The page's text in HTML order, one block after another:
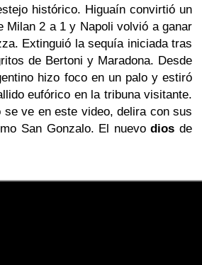
histórico. Higuaín convirtió un
Milan 2 a 1 y Napoli volvió a ganar
Extinguió la sequía iniciada tras
de Bertoni y Maradona. Desde
hizo foco en un palo y estiró
eufórico en la tribuna visitante.
se ve en este video, delira con sus
San Gonzalo. El nuevodios de